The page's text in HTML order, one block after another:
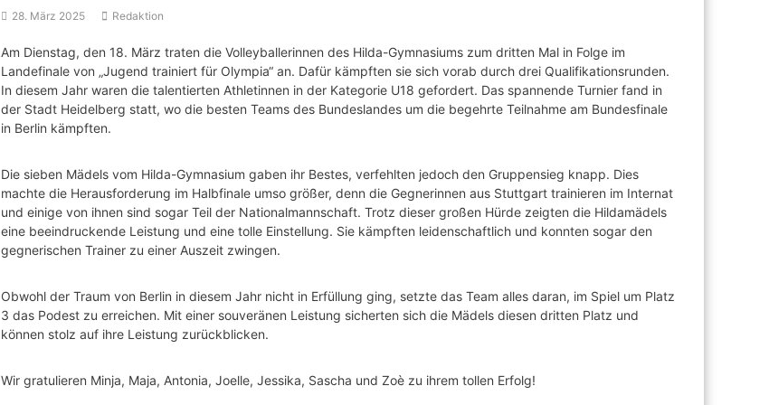
28. März 2025 Redaktion
Am Dienstag, den 18. März traten die Volleyballerinnen des Hilda-Gymnasiums zum dritten Mal in Folge im
Landefinale von „Jugend trainiert für Olympia“ an. Dafür kämpften sie sich vorab durch drei Qualifikationsrunden.
In diesem Jahr waren die talentierten Athletinnen in der Kategorie U18 gefordert. Das spannende Turnier fand in
der Stadt Heidelberg statt, wo die besten Teams des Bundeslandes um die begehrte Teilnahme am Bundesfinale
in Berlin kämpften.
Die sieben Mädels vom Hilda-Gymnasium gaben ihr Bestes, verfehlten jedoch den Gruppensieg knapp. Dies
machte die Herausforderung im Halbfinale umso größer, denn die Gegnerinnen aus Stuttgart trainieren im Internat
und einige von ihnen sind sogar Teil der Nationalmannschaft. Trotz dieser großen Hürde zeigten die Hildamädels
eine beeindruckende Leistung und eine tolle Einstellung. Sie kämpften leidenschaftlich und konnten sogar den
gegnerischen Trainer zu einer Auszeit zwingen.
Obwohl der Traum von Berlin in diesem Jahr nicht in Erfüllung ging, setzte das Team alles daran, im Spiel um Platz
3 das Podest zu erreichen. Mit einer souveränen Leistung sicherten sich die Mädels diesen dritten Platz und
können stolz auf ihre Leistung zurückblicken.
Wir gratulieren Minja, Maja, Antonia, Joelle, Jessika, Sascha und Zoè zu ihrem tollen Erfolg!